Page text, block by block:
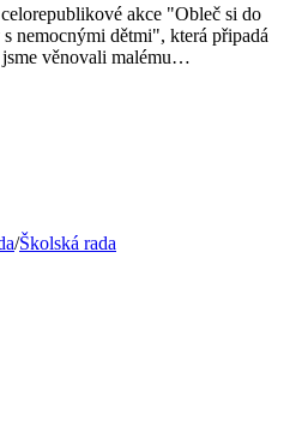
akce "Obleč si do
nemocnými dětmi", která připadá
jsme věnovali malému…
/Školská rada